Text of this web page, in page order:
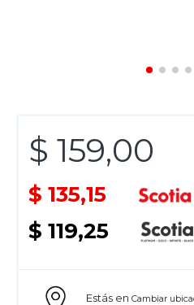
$ 159,00
$ 135,15
$ 119,25
Estás en Cambiar